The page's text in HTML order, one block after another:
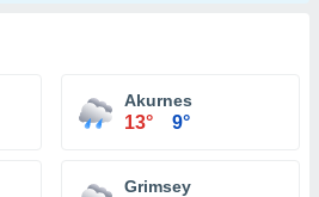
Akurnes
13° 9°
Grimsey